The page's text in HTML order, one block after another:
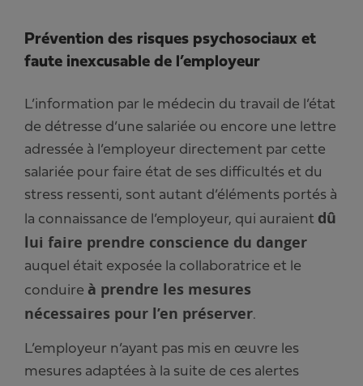
Prévention des risques psychosociaux et
faute inexcusable de l’employeur
L’information par le médecin du travail de l’état
de détresse d’une salariée ou encore une lettre
adressée à l’employeur directement par cette
salariée pour faire état de ses difficultés et du
stress ressenti, sont autant d’éléments portés à
la connaissance de l’employeur, qui auraient dû
lui faire prendre conscience du danger
auquel était exposée la collaboratrice et le
conduire à prendre les mesures
nécessaires pour l’en préserver.
L’employeur n’ayant pas mis en œuvre les
mesures adaptées à la suite de ces alertes